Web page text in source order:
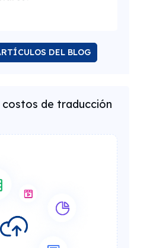
DEL BLOG
costos de traducción